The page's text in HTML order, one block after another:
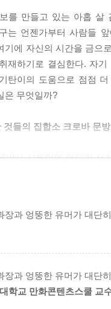
를 만들고 있는 아홉 살
는 언젠가부터 사람들
기에 자신의 시간을 금으
재하기로 결심한다. 자
탄이의 도움으로 점점
은 무엇일까?
들의 집합소 크로바 문
박사 시온이와 엉터리 시
장, 학교를 빠질 수 있
와
스트레이터의 손끝에서
림을 찾으면서 읽는 특
장과 엉뚱한 유머가 대단
장과 엉뚱한 유머가 대단
학교 만화콘텐츠스쿨 교